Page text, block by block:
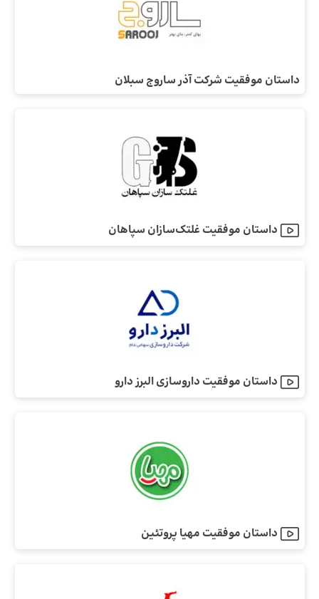
داستان موفقیت شرکت آذر ساروج سبلان
داستان موفقیت غلتک‌سازان سپاهان
داستان موفقیت داروسازی البرز دارو
داستان موفقیت مهیا پروتئین